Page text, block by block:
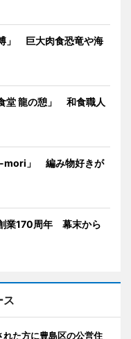
」 巨大肉食恐竜や海
堂 龍の憩」 和食職人
mori」 編み物好きが
業170周年 幕末から
ス
れた方に豊島区の公営住